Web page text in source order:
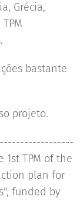
Grécia,
bastante
projeto.
TPM of the
plan for
funded by